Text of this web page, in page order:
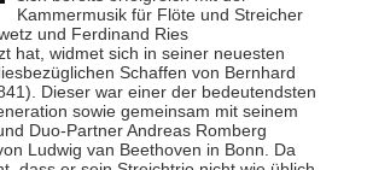
Kammermusik für Flöte und Streicher
und Ferdinand Ries
hat, widmet sich in seiner neuesten
Schaffen von Bernhard
Dieser war einer der bedeutendsten
sowie gemeinsam mit seinem
Duo-Partner Andreas Romberg
Ludwig van Beethoven in Bonn. Da